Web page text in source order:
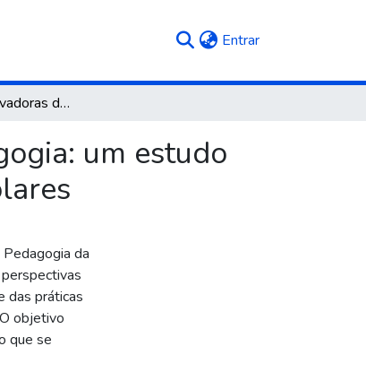
Entrar(current)
Perspectivas inovadoras de atuação docente na pedagogia: um estudo sobre os estágios curriculares em ambientes não escolares
um estudo
da
das práticas
objetivo
que se